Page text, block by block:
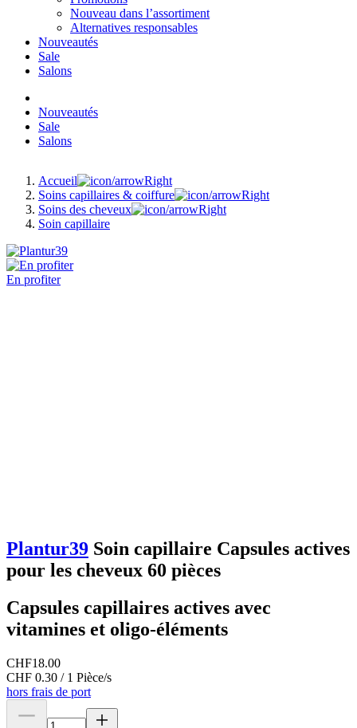
Nouveau dans l’assortiment
Alternatives responsables
Nouveautés
Sale
Salons
Nouveautés
Sale
Salons
Accueil
Soins capillaires & coiffure
Soins des cheveux
Soin capillaire
En profiter
Plantur39 Soin capillaire Capsules actives
pour les cheveux 60 pièces
Capsules capillaires actives avec
vitamines et oligo-éléments
CHF18.00
CHF 0.30 / 1 Pièce/s
hors frais de port